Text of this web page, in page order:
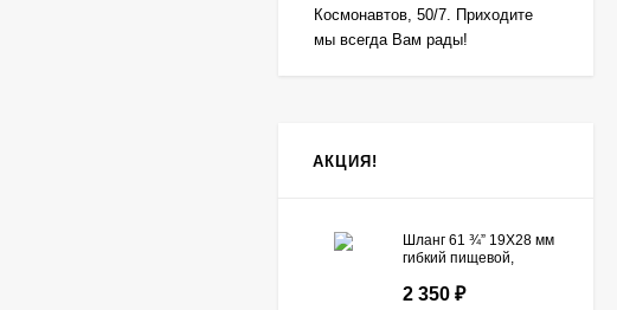
Космонавтов, 50/7. Приходите
мы всегда Вам рады!
АКЦИЯ!
Шланг 61 ¾” 19X28 мм
гибкий пищевой,
капроновой нитью
2 350 ₽